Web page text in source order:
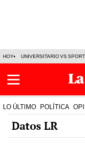
HOY UNIVERSITARIO VS
LO ÚLTIMO POLÍTICA
Datos LR